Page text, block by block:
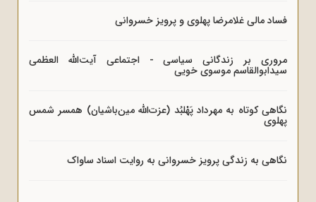
فساد مالی غلامرضا پهلوی و پرویز خسروانی
مروری بر زندگانی سیاسی - اجتماعی آیت‌الله العظمی
سیدابوالقاسم موسوی خویی
نگاهی کوتاه به مهرداد پَهْلبُد (عزت‌الله مین‌باشیان) همسر شمس
پهلوی
نگاهی به زندگی پرویز خسروانی به روایت اسناد ساواک